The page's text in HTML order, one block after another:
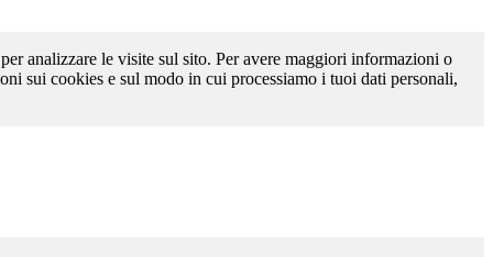
analizzare le visite sul sito. Per avere maggiori informazioni o
sui cookies e sul modo in cui processiamo i tuoi dati personali,